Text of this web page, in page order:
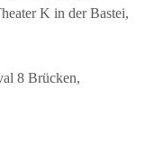
K in der Bastei,
8 Brücken,